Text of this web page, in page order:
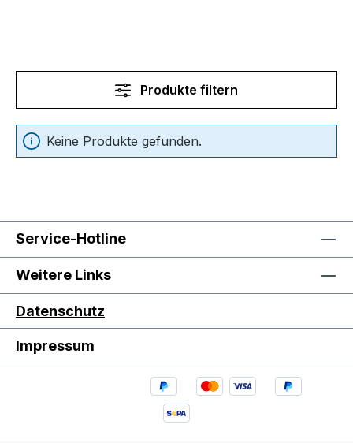
Produkte filtern
Keine Produkte gefunden.
Service-Hotline
Weitere Links
Datenschutz
Impressum